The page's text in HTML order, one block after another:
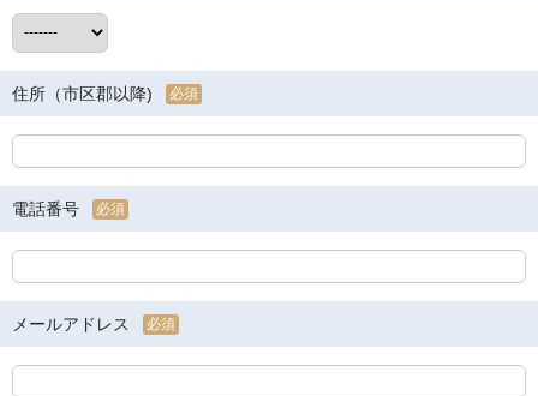
住所（市区郡以降) 必須
電話番号 必須
メールアドレス 必須